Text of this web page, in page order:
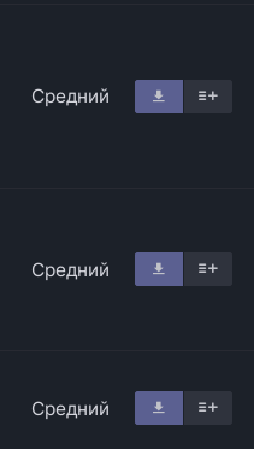
Средний
Средний
Средний